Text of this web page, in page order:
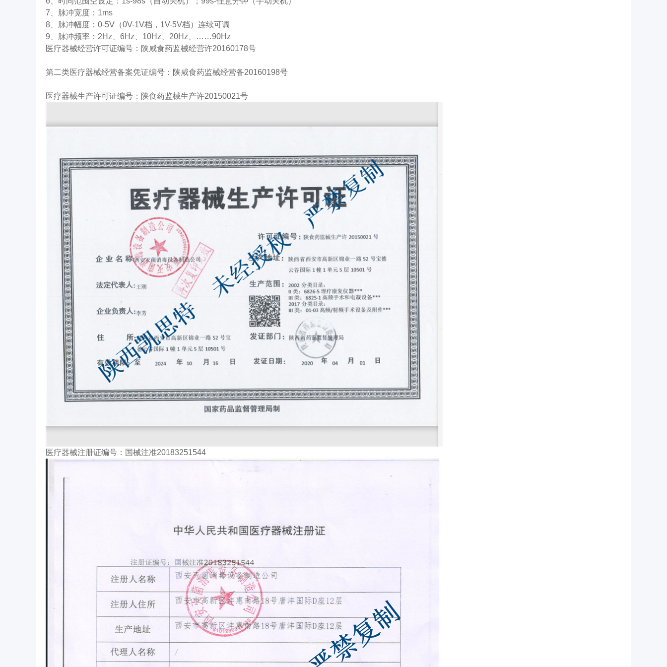
7、脉冲宽度：1ms
8、脉冲幅度：0-5V（0V-1V档，1V-5V档）连续可调
9、脉冲频率：2Hz、6Hz、10Hz、20Hz、……90Hz
医疗器械经营许可证编号：陕咸食药监械经营许20160178号
第二类医疗器械经营备案凭证编号：陕咸食药监械经营备20160198号
医疗器械生产许可证编号：陕食药监械生产许20150021号
医疗器械注册证编号：国械注准20183251544